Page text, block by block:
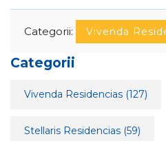
Categorii: Vivenda
Categorii
Vivenda Residencias (127)
Stellaris Residencias (59)